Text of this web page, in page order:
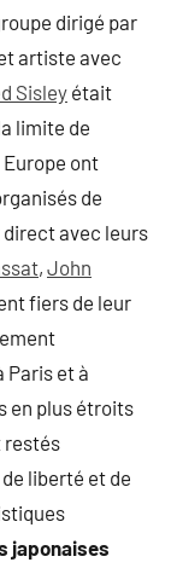
dirigé par
artiste avec
Sisley était
limite de
ont
de
avec leurs
, John
fiers de leur
Paris et à
en plus étroits
restés
liberté et de
japonaises